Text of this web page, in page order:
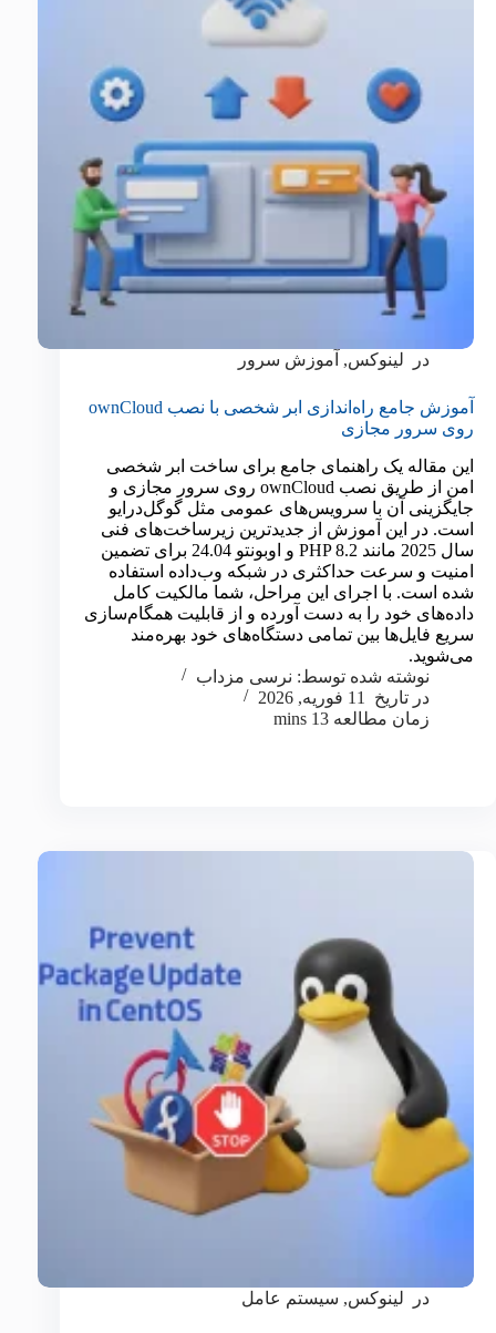
در لینوکس, آموزش سرور
آموزش جامع راه‌اندازی ابر شخصی با نصب ownCloud
روی سرور مجازی
این مقاله یک راهنمای جامع برای ساخت ابر شخصی
امن از طریق نصب ownCloud روی سرور مجازی و
جایگزینی آن با سرویس‌های عمومی مثل گوگل‌درایو
است. در این آموزش از جدیدترین زیرساخت‌های فنی
سال 2025 مانند PHP 8.2 و اوبونتو 24.04 برای تضمین
امنیت و سرعت حداکثری در شبکه وب‌داده استفاده
شده است. با اجرای این مراحل، شما مالکیت کامل
داده‌های خود را به دست آورده و از قابلیت همگام‌سازی
سریع فایل‌ها بین تمامی دستگاه‌های خود بهره‌مند
می‌شوید.
نوشته شده توسط: نرسی مزداب
در تاریخ
11 فوریه, 2026
زمان مطالعه 13 mins
در لینوکس, سیستم عامل